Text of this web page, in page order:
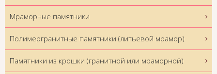
Мраморные памятники
Полимергранитные памятники (литьевой мрамор)
Памятники из крошки (гранитной или мраморной)